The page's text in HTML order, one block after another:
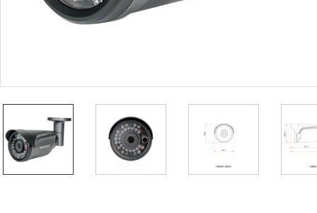
자동 게이트 솔루션
주변기기